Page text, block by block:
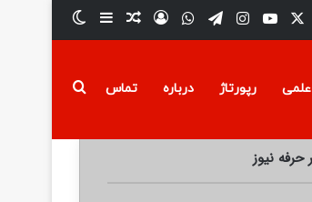
فیسبوک
ایکس یوتیوباینستاگرام
تلگرام واتس آپ
ورود نوشته تصادفی
سایدبار
علمی رپورتاژ درباره تماس
نیوز